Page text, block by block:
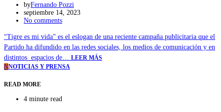
byFernando Pozzi
septiembre 14, 2023
No comments
“Tigre es mi vida” es el eslogan de una reciente campaña publicitaria que el
Partido ha difundido en las redes sociales, los medios de comunicación y en
distintos espacios de… LEER MÁS
NNOTICIAS Y PRENSA
READ MORE
4 minute read